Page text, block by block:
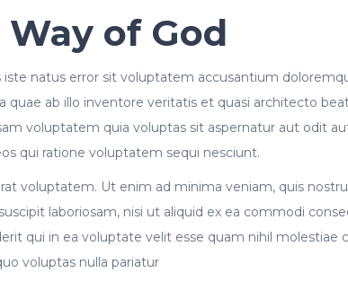
of God
iste natus error sit voluptatem accusantium
quae ab illo inventore veritatis et quasi architecto
voluptatem quia voluptas sit aspernatur aut odit
qui ratione voluptatem sequi nesciunt.
voluptatem. Ut enim ad minima veniam, quis
laboriosam, nisi ut aliquid ex ea commodi
qui in ea voluptate velit esse quam nihil molestiae
voluptas nulla pariatur